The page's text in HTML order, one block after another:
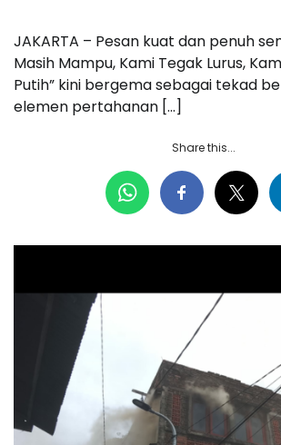
JAKARTA – Pesan kuat dan penuh
Masih Mampu, Kami Tegak Lurus,
Putih” kini bergema sebagai tekad
elemen pertahanan […]
Share this...